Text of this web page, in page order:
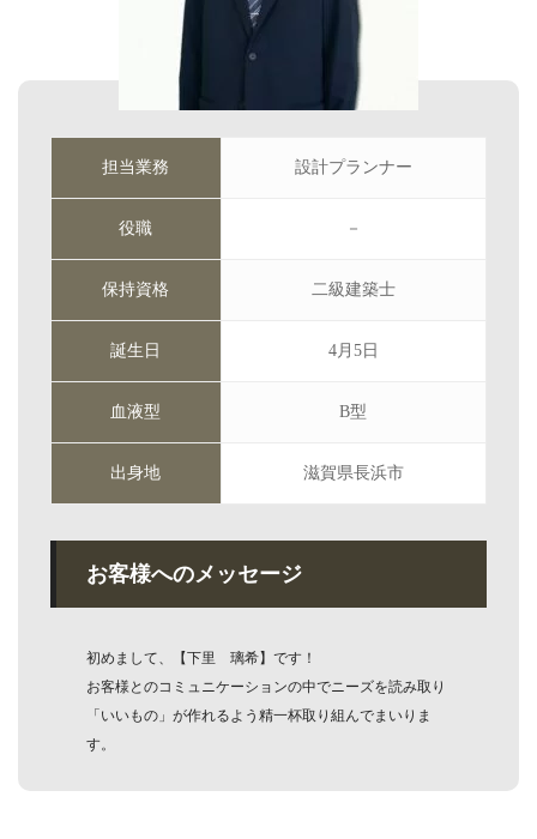
担当業務 設計プランナー
役職 －
保持資格 二級建築士
誕生日 4月5日
血液型 B型
出身地 滋賀県長浜市
お客様へのメッセージ
初めまして、【下里 璃希】です！
お客様とのコミュニケーションの中でニーズを読み取り
「いいもの」が作れるよう精一杯取り組んでまいりま
す。